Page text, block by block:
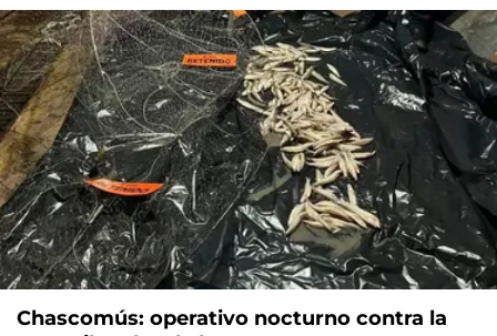
Chascomús: operativo nocturno contra la